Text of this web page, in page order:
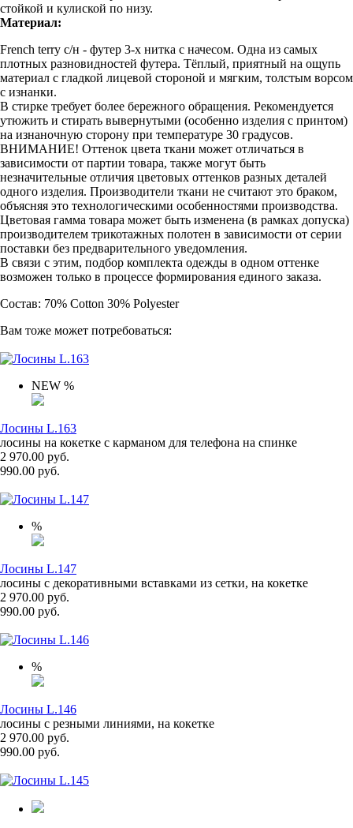
стойкой и кулиской по низу.
Материал:
French terry с/н - футер 3-х нитка с начесом. Одна из самых
плотных разновидностей футера. Тёплый, приятный на ощупь
материал с гладкой лицевой стороной и мягким, толстым ворсом
с изнанки.
В стирке требует более бережного обращения. Рекомендуется
утюжить и стирать вывернутыми (особенно изделия с принтом)
на изнаночную сторону при температуре 30 градусов.
ВНИМАНИЕ! Оттенок цвета ткани может отличаться в
зависимости от партии товара, также могут быть
незначительные отличия цветовых оттенков разных деталей
одного изделия. Производители ткани не считают это браком,
объясняя это технологическими особенностями производства.
Цветовая гамма товара может быть изменена (в рамках допуска)
производителем трикотажных полотен в зависимости от серии
поставки без предварительного уведомления.
В связи с этим, подбор комплекта одежды в одном оттенке
возможен только в процессе формирования единого заказа.
Состав: 70% Cotton 30% Polyester
Вам тоже может потребоваться:
NEW %
Лосины L.163
лосины на кокетке с карманом для телефона на спинке
2 970.00 руб.
990.00 руб.
%
Лосины L.147
лосины с декоративными вставками из сетки, на кокетке
2 970.00 руб.
990.00 руб.
%
Лосины L.146
лосины с резными линиями, на кокетке
2 970.00 руб.
990.00 руб.